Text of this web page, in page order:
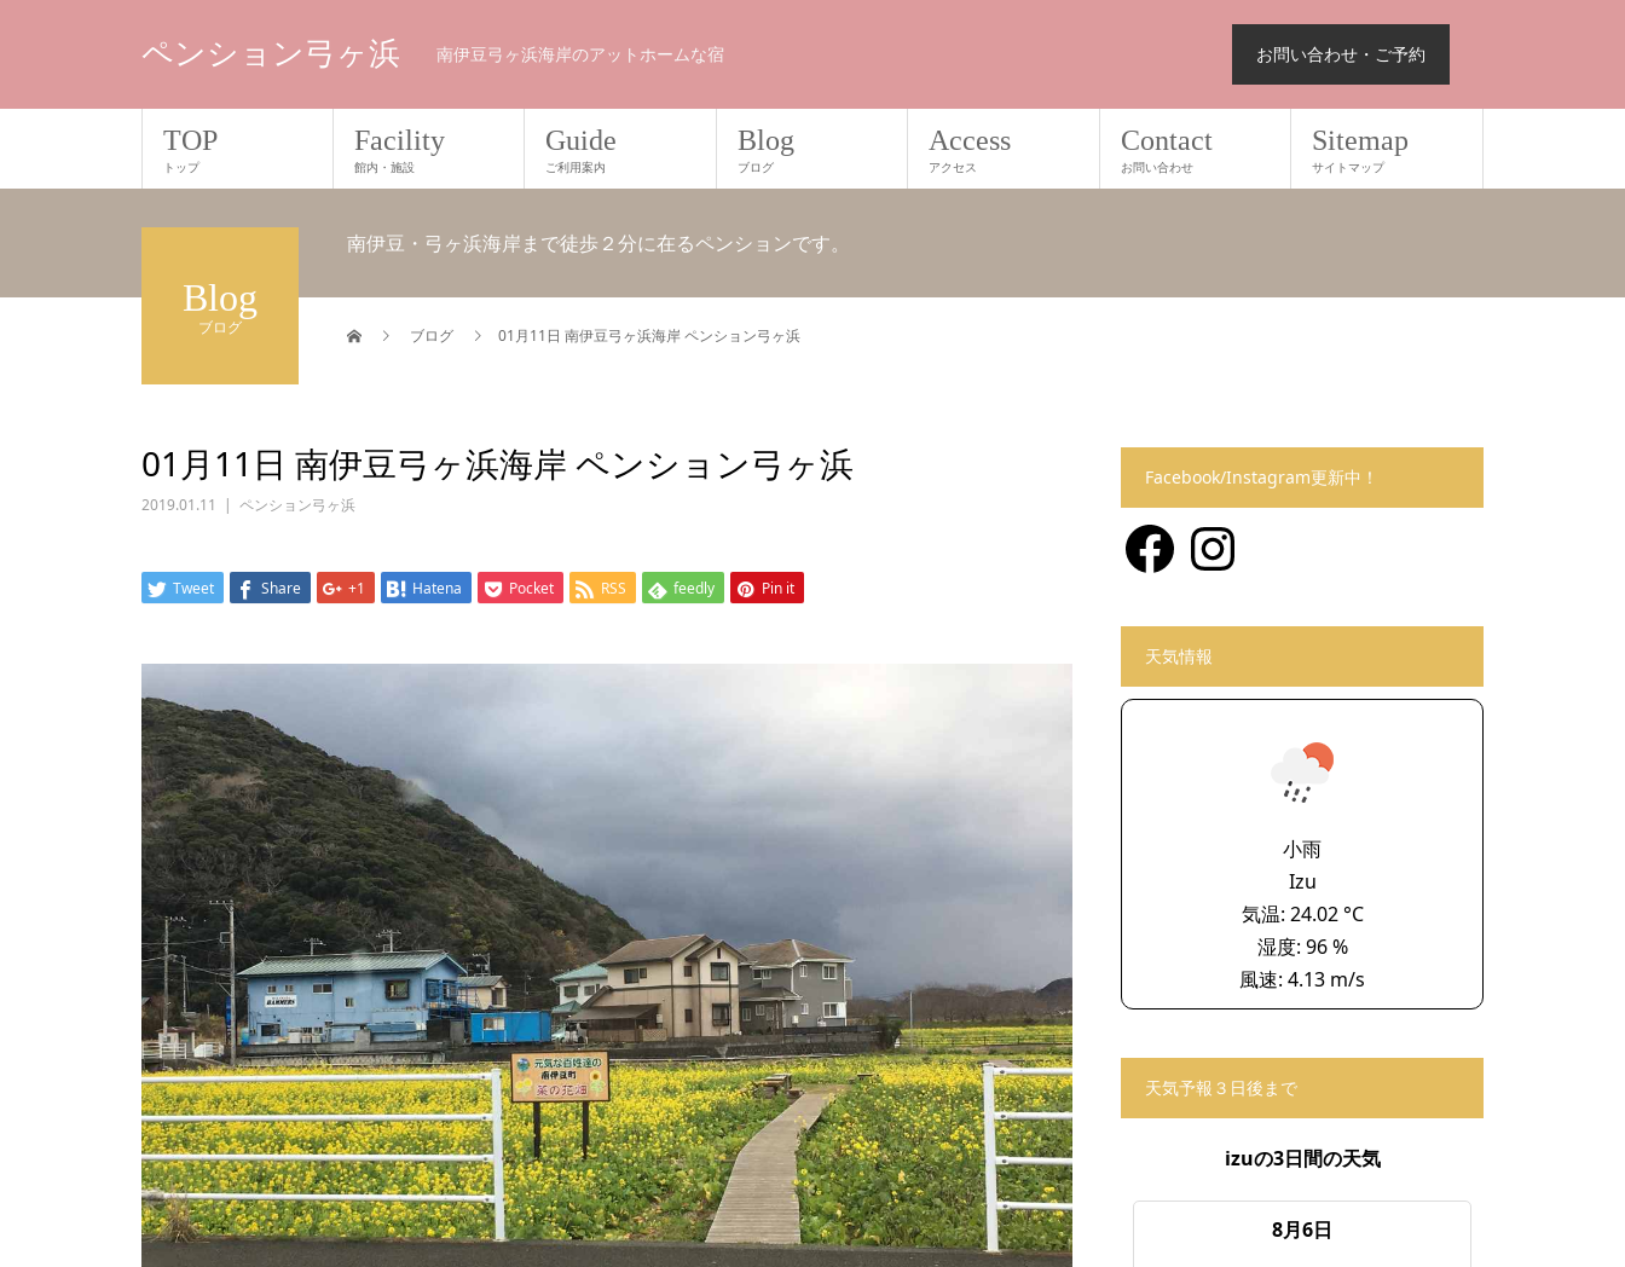
ペンション弓ヶ浜 南伊豆弓ヶ浜海岸のアットホームな宿 お問い合わせ・ご予約
TOP
トップ
Facility
館内・施設
Guide
ご利用案内
Blog
ブログ
Access
アクセス
Contact
お問い合わせ
Sitemap
サイトマップ
Blog
ブログ
南伊豆・弓ヶ浜海岸まで徒歩２分に在るペンションです。
ブログ 01月11日 南伊豆弓ヶ浜海岸 ペンション弓ヶ浜
01月11日 南伊豆弓ヶ浜海岸 ペンション弓ヶ浜
2019.01.11 ペンション弓ヶ浜
Tweet Share +1 Hatena Pocket RSS feedly Pin it
Facebook/Instagram更新中！
FacebookInstagram
天気情報
小雨
Izu
気温: 24.02 °C
湿度: 96 %
風速: 4.13 m/s
天気予報３日後まで
izuの3日間の天気
8月6日